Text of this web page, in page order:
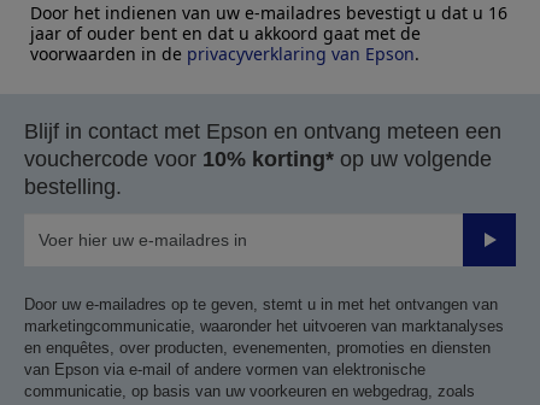
Door het indienen van uw e-mailadres bevestigt u dat u 16
jaar of ouder bent en dat u akkoord gaat met de
voorwaarden in de privacyverklaring van Epson.
Blijf in contact met Epson en ontvang meteen een
vouchercode voor 10% korting* op uw volgende
bestelling.
Door uw e-mailadres op te geven, stemt u in met het ontvangen van
marketingcommunicatie, waaronder het uitvoeren van marktanalyses
en enquêtes, over producten, evenementen, promoties en diensten
van Epson via e-mail of andere vormen van elektronische
communicatie, op basis van uw voorkeuren en webgedrag, zoals